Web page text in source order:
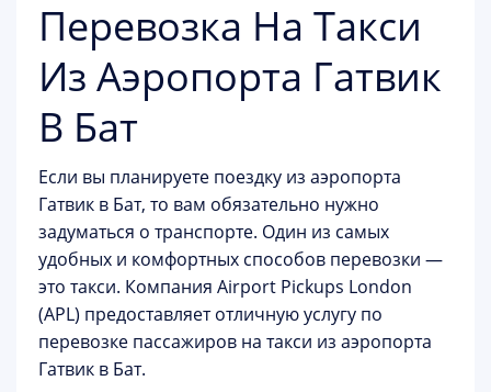
Перевозка На Такси
Из Аэропорта Гатвик
В Бат
Если вы планируете поездку из аэропорта
Гатвик в Бат, то вам обязательно нужно
задуматься о транспорте. Один из самых
удобных и комфортных способов перевозки —
это такси. Компания Airport Pickups London
(APL) предоставляет отличную услугу по
перевозке пассажиров на такси из аэропорта
Гатвик в Бат.